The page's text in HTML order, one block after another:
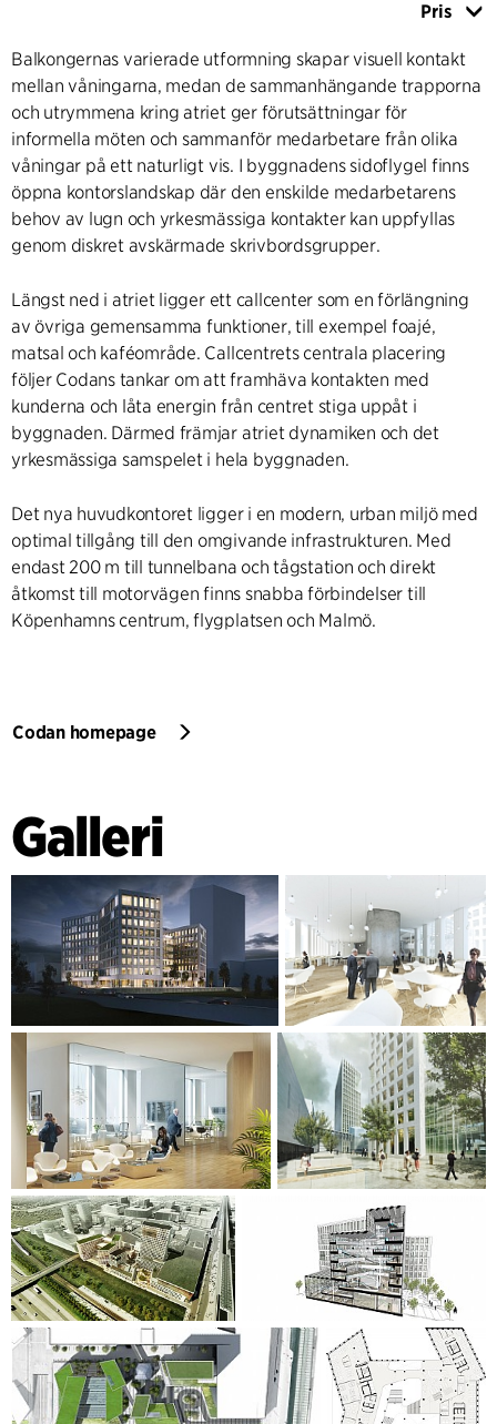
Pris
Balkongernas varierade utformning skapar visuell kontakt
mellan våningarna, medan de sammanhängande trapporna
och utrymmena kring atriet ger förutsättningar för
informella möten och sammanför medarbetare från olika
våningar på ett naturligt vis. I byggnadens sidoflygel finns
öppna kontorslandskap där den enskilde medarbetarens
behov av lugn och yrkesmässiga kontakter kan uppfyllas
genom diskret avskärmade skrivbordsgrupper.
Längst ned i atriet ligger ett callcenter som en förlängning
av övriga gemensamma funktioner, till exempel foajé,
matsal och kaféområde. Callcentrets centrala placering
följer Codans tankar om att framhäva kontakten med
kunderna och låta energin från centret stiga uppåt i
byggnaden. Därmed främjar atriet dynamiken och det
yrkesmässiga samspelet i hela byggnaden.
Det nya huvudkontoret ligger i en modern, urban miljö med
optimal tillgång till den omgivande infrastrukturen. Med
endast 200 m till tunnelbana och tågstation och direkt
åtkomst till motorvägen finns snabba förbindelser till
Köpenhamns centrum, flygplatsen och Malmö.
Codan homepage
Galleri